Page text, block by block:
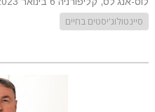
סיינטולוג'יסטים בחיים